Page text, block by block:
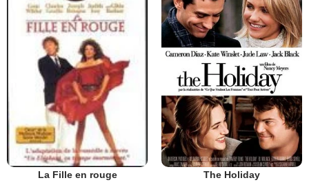
La Fille en rouge The Holiday